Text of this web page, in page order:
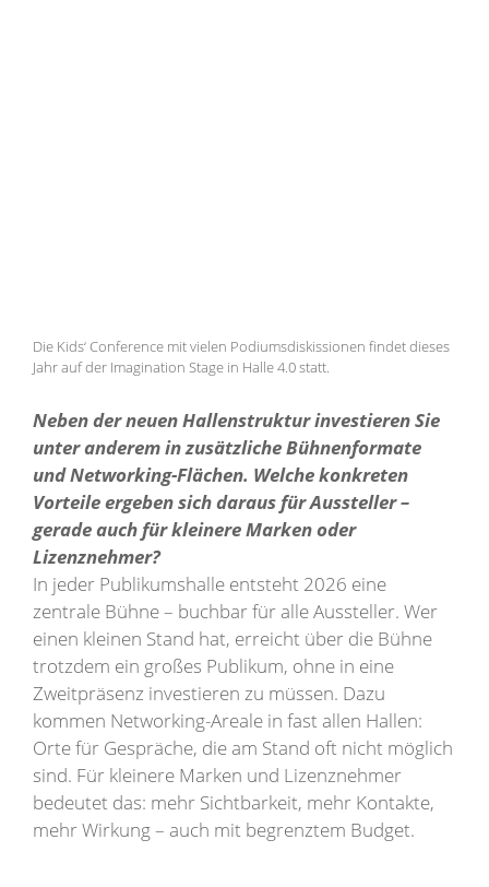
Die Kids‘ Conference mit vielen Podiumsdiskissionen findet dieses
Jahr auf der Imagination Stage in Halle 4.0 statt.
Neben der neuen Hallenstruktur investieren Sie
unter anderem in zusätzliche Bühnenformate
und Networking-Flächen. Welche konkreten
Vorteile ergeben sich daraus für Aussteller –
gerade auch für kleinere Marken oder
Lizenznehmer?
In jeder Publikumshalle entsteht 2026 eine
zentrale Bühne – buchbar für alle Aussteller. Wer
einen kleinen Stand hat, erreicht über die Bühne
trotzdem ein großes Publikum, ohne in eine
Zweitpräsenz investieren zu müssen. Dazu
kommen Networking-Areale in fast allen Hallen:
Orte für Gespräche, die am Stand oft nicht möglich
sind. Für kleinere Marken und Lizenznehmer
bedeutet das: mehr Sichtbarkeit, mehr Kontakte,
mehr Wirkung – auch mit begrenztem Budget.